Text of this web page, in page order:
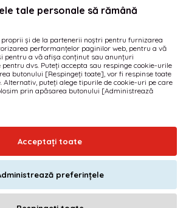
BULETIN INFORMATIV
informativ și fii primul care
noutăți și cele mai atractive promoții!
MĂ ABONEZ
cu
· Realizat de
tale personale să rămână
și de la partenerii noștri pentru furnizarea
performanțelor paginilor web, pentru a vă
pentru a vă afișa conținut sau anunțuri
pentru dvs. Puteți accepta sau respinge cookie-urile
butonului [Respingeți toate], vor fi respinse toate
Alternativ, puteți alege tipurile de cookie-uri pe care
prin apăsarea butonului [Administrează
Acceptați toate
preferințele